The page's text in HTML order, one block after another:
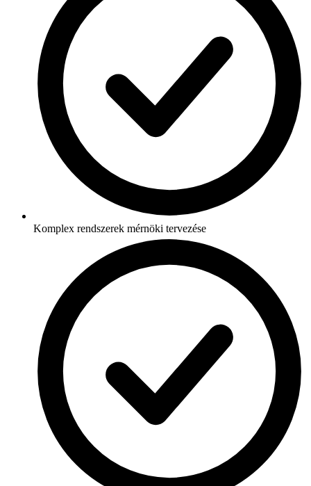
Komplex rendszerek mérnöki tervezése